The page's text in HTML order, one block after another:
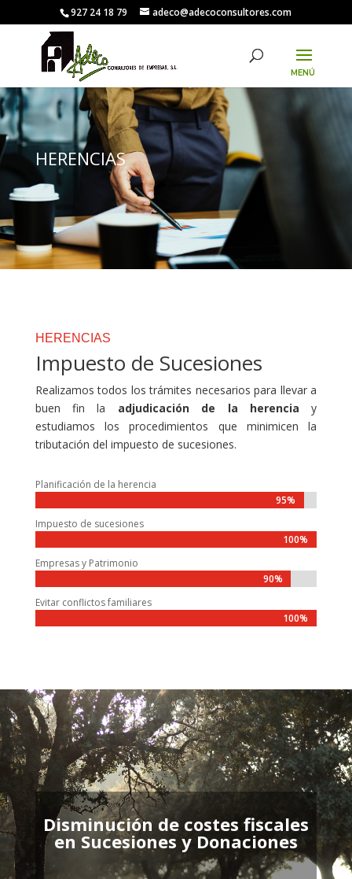
927 24 18 79 adeco@adecoconsultores.com
HERENCIAS
HERENCIAS
Impuesto de Sucesiones
Realizamos todos los trámites necesarios para llevar a
buen fin la adjudicación de la herencia y
estudiamos los procedimientos que minimicen la
tributación del impuesto de sucesiones.
Planificación de la herencia
95%
Impuesto de sucesiones
100%
Empresas y Patrimonio
90%
Evitar conflictos familiares
100%
Disminución de costes fiscales
en Sucesiones y Donaciones